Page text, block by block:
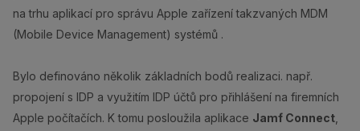
na trhu aplikací pro správu Apple zařízení takzvaných MDM
(Mobile Device Management) systémů .
Bylo definováno několik základních bodů realizaci. např.
propojení s IDP a využitím IDP účtů pro přihlášení na firemních
Apple počítačích. K tomu posloužila aplikace Jamf Connect